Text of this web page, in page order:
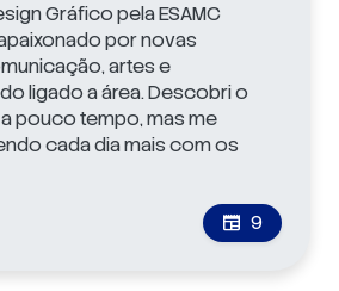
Gráfico pela ESAMC
por novas
artes e
ligado a área. Descobri o
pouco tempo, mas me
cada dia mais com os
newspaper 9